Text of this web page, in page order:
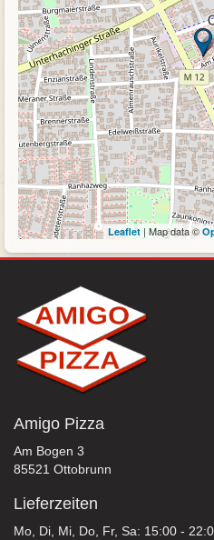
Leaflet| Map data ©
Amigo Pizza
Am Bogen 3
85521 Ottobrunn
Lieferzeiten
Mo, Di, Mi, Do, Fr, Sa: 15:00 -